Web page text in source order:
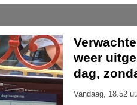
weer
dag,
Vandaag, 18.52